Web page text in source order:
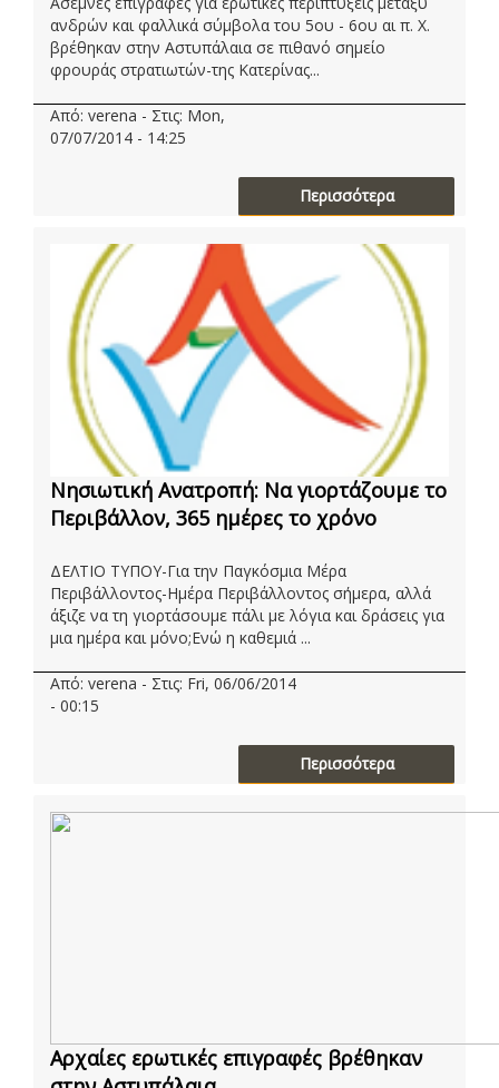
ανδρών και φαλλικά σύμβολα του 5ου - 6ου αι π. Χ.
βρέθηκαν στην Αστυπάλαια σε πιθανό σημείο
φρουράς στρατιωτών-της Κατερίνας...
Από: verena - Στις: Mon,
07/07/2014 - 14:25
Περισσότερα
Νησιωτική Ανατροπή: Να γιορτάζουμε το
Περιβάλλον, 365 ημέρες το χρόνο
ΔΕΛΤΙΟ ΤΥΠΟΥ-Για την Παγκόσμια Μέρα
Περιβάλλοντος-Ημέρα Περιβάλλοντος σήμερα, αλλά
άξιζε να τη γιορτάσουμε πάλι με λόγια και δράσεις για
μια ημέρα και μόνο;Ενώ η καθεμιά ...
Από: verena - Στις: Fri, 06/06/2014
- 00:15
Περισσότερα
Aρχαίες ερωτικές επιγραφές βρέθηκαν